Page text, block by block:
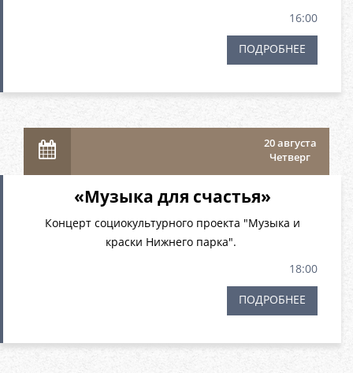
16:00
ПОДРОБНЕЕ
20 августа
Четверг
«Музыка для счастья»
Концерт социокультурного проекта "Музыка и
краски Нижнего парка".
18:00
ПОДРОБНЕЕ